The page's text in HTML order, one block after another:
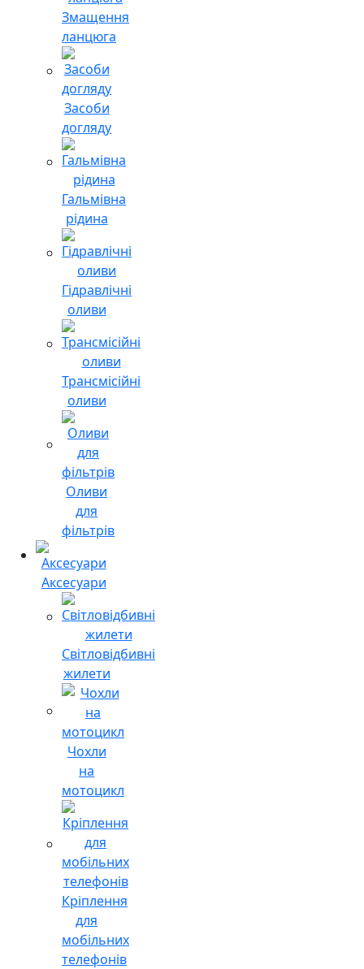
Змащення
ланцюга
Засоби
догляду
Гальмівна
рідина
Гідравлічні
оливи
Трансмісійні
оливи
Оливи
для
фільтрів
Аксесуари
Світловідбивні
жилети
Чохли
на
мотоцикл
Кріплення
для
мобільних
телефонів